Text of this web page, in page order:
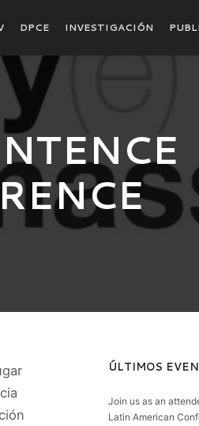
DPCE INVESTIGACIÓN
ÚLTIMOS
Join us as an
Latin American